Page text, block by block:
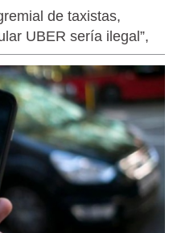
de taxistas,
UBER sería ilegal”,